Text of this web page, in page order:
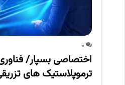
0
اختصاصی بسپار/
ترموپلاستیک های